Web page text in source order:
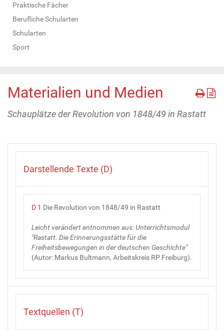
Praktische Fächer
Berufliche Schularten
Schularten
Sport
Materialien und Medien
Schauplätze der Revolution von 1848/49 in Rastatt
Darstellende Texte (D)
D 1 Die Revolution von 1848/49 in Rastatt
Leicht verändert entnommen aus: Unterrichtsmodul
"Rastatt. Die Erinnerungsstätte für die
Freiheitsbewegungen in der deutschen Geschichte"
(Autor: Markus Bultmann, Arbeitskreis RP Freiburg).
Textquellen (T)